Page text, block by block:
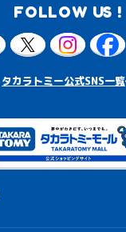
FOLLOW US !
タカラトミー公式SNS一覧